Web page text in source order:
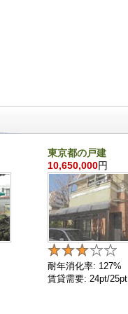
東京都の戸建
10,650,000円
耐年消化率: 127%
賃貸需要: 24pt/25pt